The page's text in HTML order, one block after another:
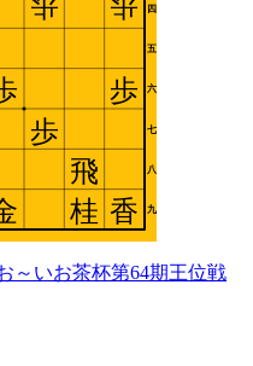
～いお茶杯第64期王位戦